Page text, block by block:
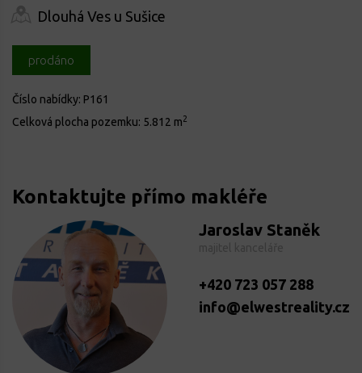
Dlouhá Ves u Sušice
prodáno
Číslo nabídky: P161
Celková plocha pozemku: 5.812 m2
Kontaktujte přímo makléře
Jaroslav Staněk
+420 723 057 288
info@elwestreality.cz